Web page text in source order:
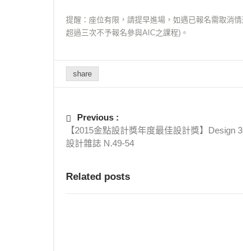
提醒：座位有限，請提早進場，如遇已報名需取消
超過三次不予報名參與AIC之課程)。
share
Previous :
【2015金點設計獎年度最佳設計獎】Design
設計雜誌 N.49-54
Related posts